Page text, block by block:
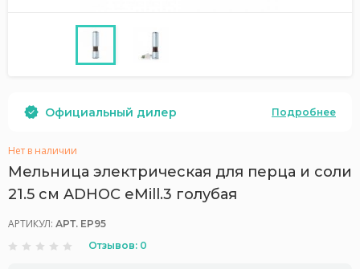
Официальный дилер Подробнее
Нет в наличии
Мельница электрическая для перца и соли
21.5 см ADHOC eMill.3 голубая
АРТИКУЛ: АРТ. EP95
Отзывов: 0